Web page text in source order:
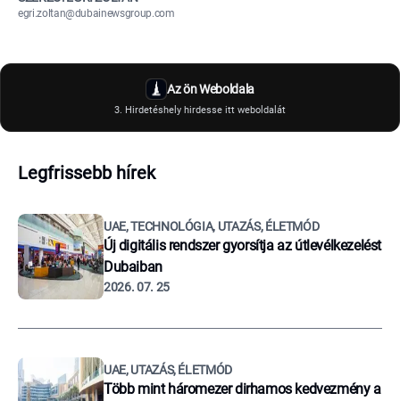
egri.zoltan@dubainewsgroup.com
Az ön Weboldala
3. Hirdetéshely hirdesse itt weboldalát
Legfrissebb hírek
UAE, TECHNOLÓGIA, UTAZÁS, ÉLETMÓD
Új digitális rendszer gyorsítja az útlevélkezelést
Dubaiban
2026. 07. 25
UAE, UTAZÁS, ÉLETMÓD
Több mint háromezer dirhamos kedvezmény a